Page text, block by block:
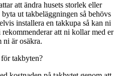
att ändra husets storlek eller
ut takbeläggningen så behövs
installera en takkupa så kan ni
att ni kollar med er
ni är osäkra.
takbyten?